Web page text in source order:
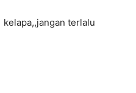
kelapa,,jangan terlalu